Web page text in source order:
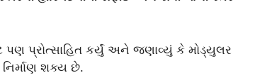
પ્રોત્સાહિત કર્યું અને જણાવ્યું કે મોડ્યુલર
નિર્માણ શક્ય છે.